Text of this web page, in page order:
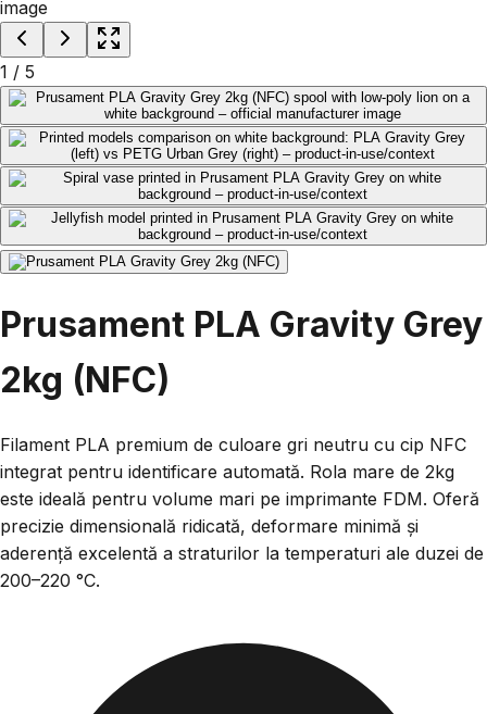
1 / 5
Prusament PLA Gravity Grey
2kg (NFC)
Filament PLA premium de culoare gri neutru cu cip NFC
integrat pentru identificare automată. Rola mare de 2kg
este ideală pentru volume mari pe imprimante FDM. Oferă
precizie dimensională ridicată, deformare minimă și
aderență excelentă a straturilor la temperaturi ale duzei de
200–220 °C.